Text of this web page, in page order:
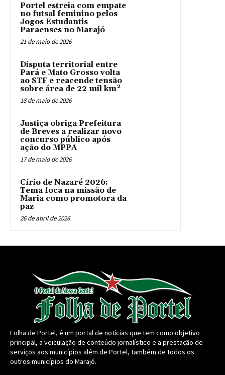
Portel estreia com empate
no futsal feminino pelos
Jogos Estudantis
Paraenses no Marajó
21 de maio de 2026
Disputa territorial entre
Pará e Mato Grosso volta
ao STF e reacende tensão
sobre área de 22 mil km²
18 de maio de 2026
Justiça obriga Prefeitura
de Breves a realizar novo
concurso público após
ação do MPPA
17 de maio de 2026
Círio de Nazaré 2026:
Tema foca na missão de
Maria como promotora da
paz
26 de abril de 2026
Folha de Portel, é um portal de notícias que tem como objetivo
principal, a veiculação de conteúdo jornalístico e a prestação de
serviços aos municípios além de Portel, também de todos os
outros municípios do Marajó.